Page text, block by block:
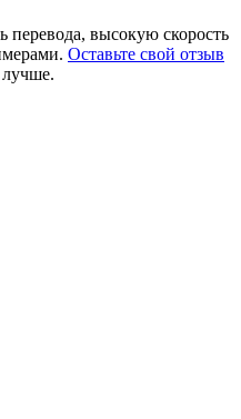
перевода, высокую скорость
Оставьте свой отзыв